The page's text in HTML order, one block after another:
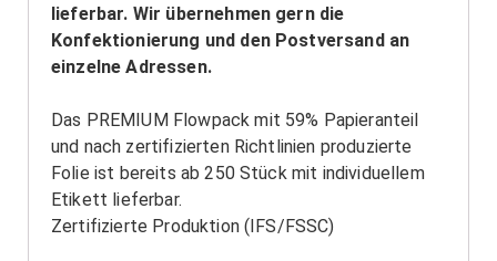
lieferbar. Wir übernehmen gern die
Konfektionierung und den Postversand an
einzelne Adressen.
Das PREMIUM Flowpack mit 59% Papieranteil
und nach zertifizierten Richtlinien produzierte
Folie ist bereits ab 250 Stück mit individuellem
Etikett lieferbar.
Zertifizierte Produktion (IFS/FSSC)